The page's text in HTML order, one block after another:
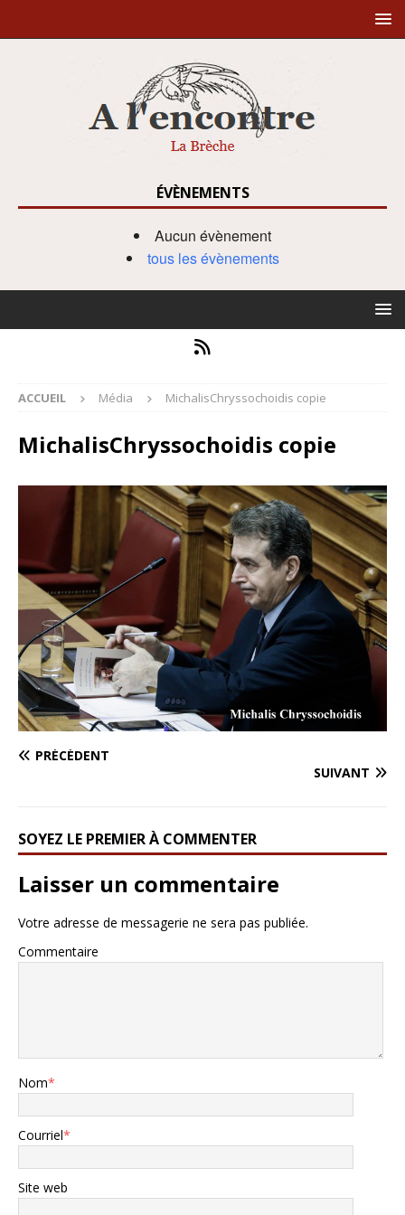
ÉVÈNEMENTS
Aucun évènement
tous les évènements
ACCUEIL Média MichalisChryssochoidis copie
MichalisChryssochoidis copie
PRÉCÉDENT
SUIVANT
SOYEZ LE PREMIER À COMMENTER
Laisser un commentaire
Votre adresse de messagerie ne sera pas publiée.
Commentaire
Nom*
Courriel*
Site web